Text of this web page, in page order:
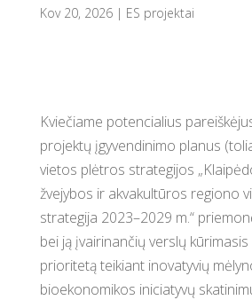
Kov 20, 2026| ES projektai
Kviečiame potencialius
projektų įgyvendinimo planus
vietos plėtros strategijos
žvejybos ir akvakultūros regiono
strategija 2023–2029 m.“
bei ją įvairinančių verslų
prioritetą teikiant inovatyvių
bioekonomikos iniciatyvų